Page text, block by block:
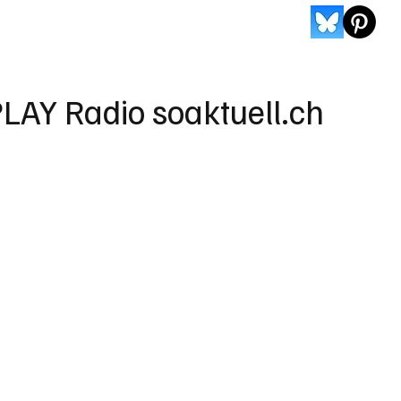
Radio soaktuell.ch